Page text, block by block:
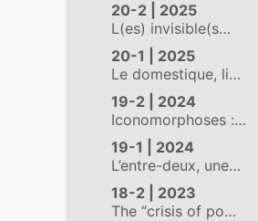
20-2 | 2025
L(es) invisible(s…
20-1 | 2025
Le domestique, li…
19-2 | 2024
Iconomorphoses :…
19-1 | 2024
L’entre-deux, une…
18-2 | 2023
The “crisis of po…